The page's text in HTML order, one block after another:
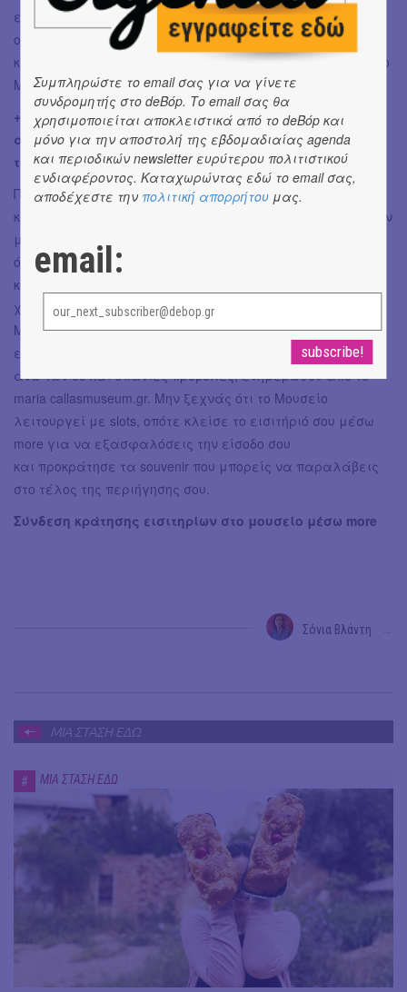
εισιτήριο στο Μουσείο, οπότε μπορεί να τα επισκεφτείς
οποιαδήποτε στιγμή. Σίγουρα βέβαια είναι ο
καλύτερος τρόπος να ολοκληρώσεις την εμπειρία σου στο
Μουσείο. Must taste? Το ποτό που έπινε η Κάλλας.
+1 θα έφτιαχνες κοστούμια όπερας από
ανακυκλώσιμα υλικά ή θα χόρευες όπερα αγκαλιά με
το βρέφος σου;
Πώς θα σου φαινόταν μία συναυλία με κλασική μουσική
και θέα την Ακρόπολη; Ή μια προβολή ταινίας με θέμα την
μαρία Κάλλας ; Αλλά και μία Σαββατιάτικη έξοδο για
όλη την οικογένεια όπου το μικρότερο μέλος θα φτιάξει
κοστούμια όπερας με μπογιές και χαρτόνια; Για να μην
χάσεις καμία από τις ποικίλες δράσεις του Μουσείου
Μαρία Κάλλας, όπως μοναδικές συναυλίες, ξεχωριστά
εκπαιδευτικά προγράμματα, δωρεάν ξεναγήσεις για
άνω των 65 και σπάνιες προβολές, ενημερώσου από το
maria callasmuseum.gr. Μην ξεχνάς ότι το Μουσείο
λειτουργεί με slots, οπότε κλείσε το εισιτήριό σου μέσω
more για να εξασφαλόσεις την είσοδο σου
και προκράτησε τα souvenir που μπορείς να παραλάβεις
στο τέλος της περιήγησης σου.
Σύνδεση κράτησης εισιτηρίων στο μουσείο μέσω more
Σόνια Βλάντη
ΜΙΑ ΣΤΑΣΗ ΕΔΩ
# ΜΙΑ ΣΤΑΣΗ ΕΔΩ
Συμπληρώστε το email σας για να γίνετε
συνδρομητής στο deBόp. Το email σας θα
χρησιμοποιείται αποκλειστικά από το deBόp και
μόνο για την αποστολή της εβδομαδιαίας agenda
και περιοδικών newsletter ευρύτερου πολιτιστικού
ενδιαφέροντος. Καταχωρώντας εδώ το email σας,
αποδέχεστε την πολιτική απορρήτου μας.
email: